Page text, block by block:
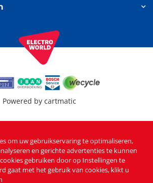
Powered by cartmatic
om uw gebruikservaring te optimaliseren,
en gerichte advertenties te kunnen
gebruiken door op Instellingen te
gaat met het gebruik van cookies, klikt u